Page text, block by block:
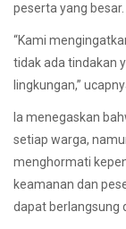
peserta yang besar.
“Kami
tidak ada tindakan
lingkungan,”
Ia menegaskan
setiap warga,
menghormati
keamanan dan
dapat berlangsung